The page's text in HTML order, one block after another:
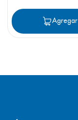
Agregar